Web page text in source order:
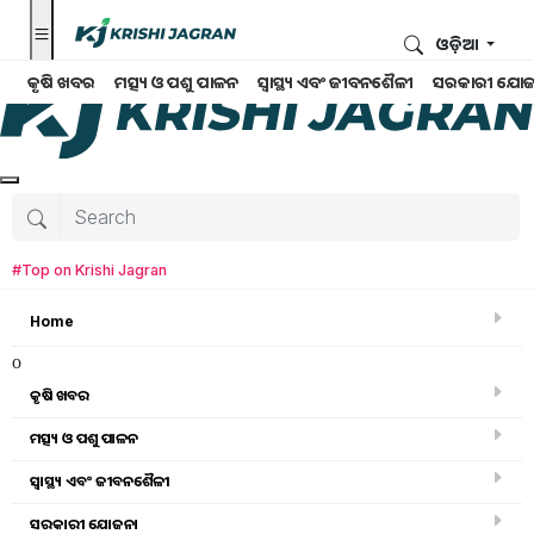
କୃଷି ଖବର ମତ୍ସ୍ୟ ଓ ପଶୁ ପାଳନ ସ୍ୱାସ୍ଥ୍ୟ ଏବଂ ଜୀବନଶୈଳୀ ସରକାରୀ
ଓଡ଼ିଆ
#Top on Krishi Jagran
Home
o
କୃଷି ଖବର
ମତ୍ସ୍ୟ ଓ ପଶୁ ପାଳନ
ସ୍ୱାସ୍ଥ୍ୟ ଏବଂ ଜୀବନଶୈଳୀ
ସରକାରୀ ଯୋଜନା
କୃଷି ଖବର